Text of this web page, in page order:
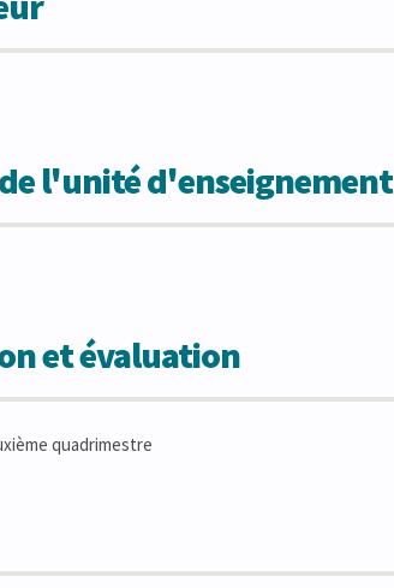
l'unité d'enseignement
et évaluation
quadrimestre